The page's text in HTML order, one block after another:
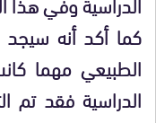
كما أكد أنه
الطبيعي مهما
الدراسية فقد تم